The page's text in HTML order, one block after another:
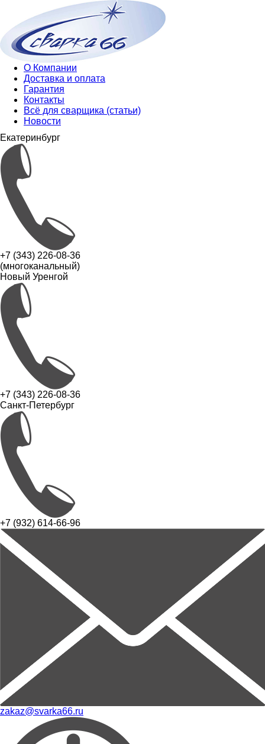
О Компании
Доставка и оплата
Гарантия
Контакты
Всё для сварщика (статьи)
Новости
Екатеринбург
+7 (343) 226-08-36
(многоканальный)
Новый Уренгой
+7 (343) 226-08-36
Санкт-Петербург
+7 (932) 614-66-96
zakaz@svarka66.ru